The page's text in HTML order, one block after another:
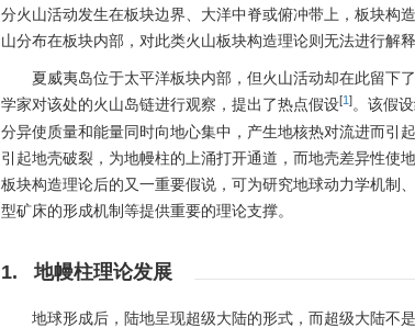
分火山活动发生在板块边界、大洋中脊或俯冲带上，板块构
山分布在板块内部，对此类火山板块构造理论则无法进行解释
夏威夷岛位于太平洋板块内部，但火山活动却在此留下
学家对该处的火山岛链进行观察，提出了热点假设[1]。该假
分异使质量和能量同时向地心集中，产生地核热对流进而引
引起地壳破裂，为地幔柱的上涌打开通道，而地壳差异性使
板块构造理论后的又一重要假说，可为研究地球动力学机制
型矿床的形成机制等提供重要的理论支撑。
1. 地幔柱理论发展
地球形成后，陆地呈现超级大陆的形式，而超级大陆不